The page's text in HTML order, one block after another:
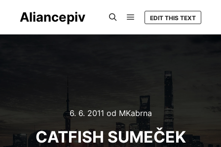
Aliancepiv EDIT THIS TEXT
6. 6. 2011 od MKabrna
CATFISH SUMEČEK